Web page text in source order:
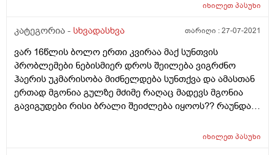
იხილეთპასუხი
კატეგორია - სხვადასხვა თარიღი :27-07-2021
ვარ 16წლის ბოლო ერთი კვირაა მაქ სუნთვის
პრობლემები ნებისმიერ დროს შეილება ვიგრძნო
ჰაერის უკმარისობა მიძნელდება სუნთქვა და ამასთან
ერთად მგონია გულზე მძიმე რაღაც მადევს მგონია
გავიგუდები რისი ბრალი შეიძლება იყოოს?? რაუნდა
იხილეთპასუხი